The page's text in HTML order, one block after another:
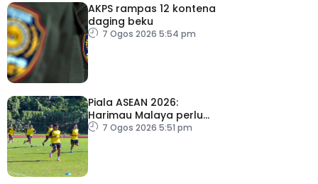
AKPS rampas 12 kontena
daging beku
7 Ogos 2026 5:54 pm
Piala ASEAN 2026:
Harimau Malaya perlu
lebih agresif
7 Ogos 2026 5:51 pm